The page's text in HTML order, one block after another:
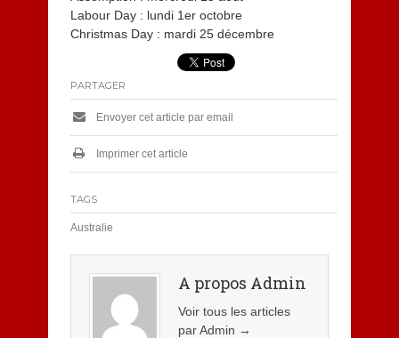
Labour Day : lundi 1er octobre
Christmas Day : mardi 25 décembre
PARTAGER
Envoyer cet article par email
Imprimer cet article
TAGS
Australie
A propos Admin
Voir tous les articles
par Admin →